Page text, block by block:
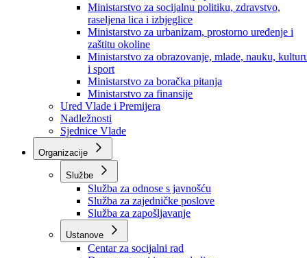
Ministarstvo za privredu
Ministarstvo za pravosuđe, upravu i radne odnose
Ministarstvo za unutrašnje poslove
Ministarstvo za socijalnu politiku, zdravstvo,
raseljena lica i izbjeglice
Ministarstvo za urbanizam, prostorno uređenje i
zaštitu okoline
Ministarstvo za obrazovanje, mlade, nauku,
i sport
Ministarstvo za boračka pitanja
Ministarstvo za finansije
Ured Vlade i Premijera
Nadležnosti
Sjednice Vlade
Organizacije
Službe
Služba za odnose s javnošću
Služba za zajedničke poslove
Služba za zapošljavanje